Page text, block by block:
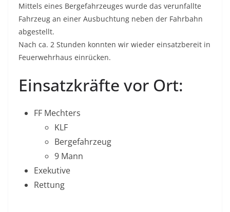
Mittels eines Bergefahrzeuges wurde das verunfallte
Fahrzeug an einer Ausbuchtung neben der Fahrbahn
abgestellt.
Nach ca. 2 Stunden konnten wir wieder einsatzbereit in
Feuerwehrhaus einrücken.
Einsatzkräfte vor Ort:
FF Mechters
KLF
Bergefahrzeug
9 Mann
Exekutive
Rettung